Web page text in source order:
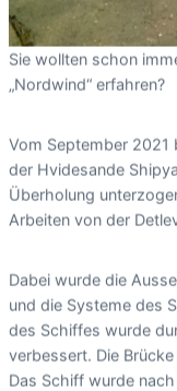
Sie wollten schon
„Nordwind“ erfahren?
Vom September 2021
der Hvidesande
Überholung
Arbeiten von der
Dabei wurde die
und die Systeme des
des Schiffes wurde
verbessert. Die
Das Schiff wurde